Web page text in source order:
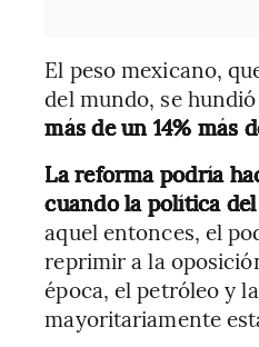
El peso mexicano,
del mundo, se
más de un 14% más
La reforma podría
cuando la política
aquel entonces, el
reprimir a la
época, el petróleo y
mayoritariamente